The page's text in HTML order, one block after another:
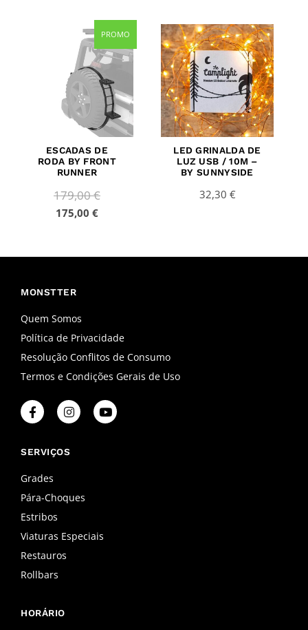
PROMO
ESCADAS DE
RODA BY FRONT
RUNNER
179,00€
Original
price
was:
179,00 €.
175,00 €
Current
price
is:
175,00 €.
LED GRINALDA DE
LUZ USB / 10M –
BY SUNNYSIDE
32,30 €
MONSTTER
Quem Somos
Política de Privacidade
Resolução Conflitos de Consumo
Termos e Condições Gerais de Uso
F
a
c
b
o
k
-
f
I
n
s
a
m
Y
o
u
SERVIÇOS
Grades
Pára-Choques
Estribos
Viaturas Especiais
Restauros
Rollbars
HORÁRIO